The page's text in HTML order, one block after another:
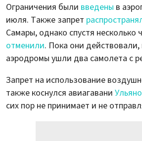
Ограничения были введены в
июля. Также запрет
Самары, однако спустя несколько
отменили. Пока они действовали,
аэродромы ушли два самолета с
Запрет на использование
также коснулся авиагавани
сих пор не принимает и не